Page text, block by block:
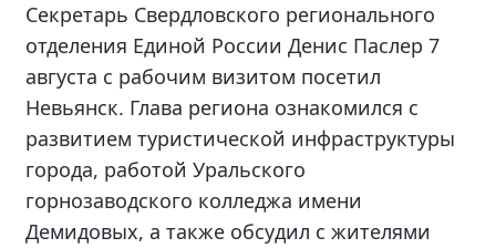
Секретарь Свердловского регионального
отделения Единой России Денис Паслер 7
августа с рабочим визитом посетил
Невьянск. Глава региона ознакомился с
развитием туристической инфраструктуры
города, работой Уральского
горнозаводского колледжа имени
Демидовых, а также обсудил с жителями